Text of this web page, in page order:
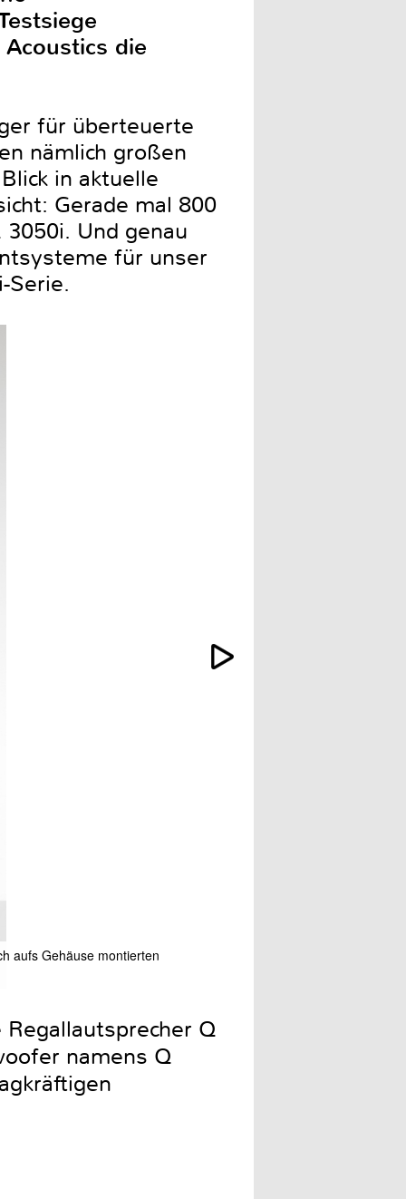
die
für überteuerte
nämlich großen
in aktuelle
Gerade mal 800
Und genau
für unser
Serie.
aufs Gehäuse montierten
Q
namens Q